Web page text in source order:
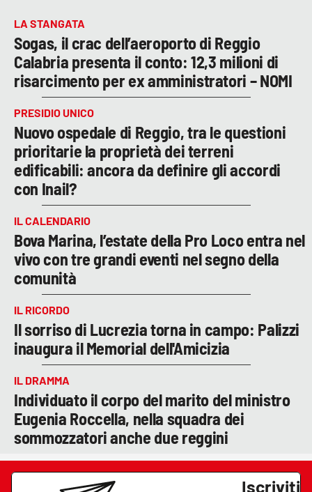
LA STANGATA
Sogas, il crac dell’aeroporto di Reggio
Calabria presenta il conto: 12,3 milioni di
risarcimento per ex amministratori – NOMI
PRESIDIO UNICO
Nuovo ospedale di Reggio, tra le questioni
prioritarie la proprietà dei terreni
edificabili: ancora da definire gli accordi
con Inail?
IL CALENDARIO
Bova Marina, l’estate della Pro Loco entra nel
vivo con tre grandi eventi nel segno della
comunità
IL RICORDO
Il sorriso di Lucrezia torna in campo: Palizzi
inaugura il Memorial dell'Amicizia
IL DRAMMA
Individuato il corpo del marito del ministro
Eugenia Roccella, nella squadra dei
sommozzatori anche due reggini
Iscriviti